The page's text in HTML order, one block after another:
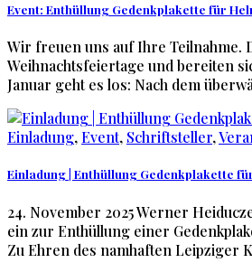
Event: Enthüllung Gedenkplakette für
Wir freuen uns auf Ihre Teilnahme.
Weihnachtsfeiertage und bereiten
Januar geht es los: Nach dem
Einladung,Event, Schriftsteller,
Einladung | Enthüllung Gedenkplakette
24. November 2025 Werner
ein zur Enthüllung einer
Zu Ehren des namhaften Leipziger